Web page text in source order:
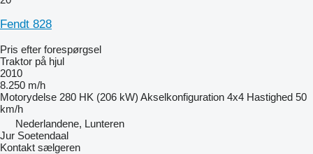
Fendt 828
Pris efter forespørgsel
Traktor på hjul
2010
8.250 m/h
Motorydelse 280 HK (206 kW) Akselkonfiguration 4x4 Hastighed 50
km/h
Nederlandene, Lunteren
Jur Soetendaal
Kontakt sælgeren